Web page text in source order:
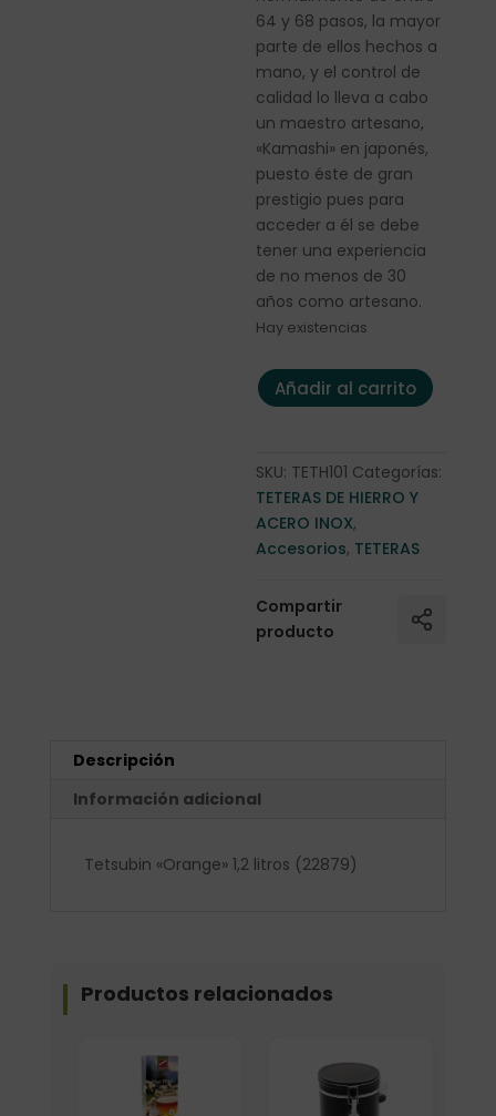
64 y 68 pasos, la mayor
parte de ellos hechos a
mano, y el control de
calidad lo lleva a cabo
un maestro artesano,
«Kamashi» en japonés,
puesto éste de gran
prestigio pues para
acceder a él se debe
tener una experiencia
de no menos de 30
años como artesano.
Hay existencias
Tetsubin "Orange" 1,2 litros
Añadir al carrito
SKU: TETH101 Categorías:
TETERAS DE HIERRO Y
ACERO INOX,
Accesorios, TETERAS
Compartir
producto
Descripción
Información adicional
Tetsubin «Orange» 1,2 litros (22879)
Productos relacionados